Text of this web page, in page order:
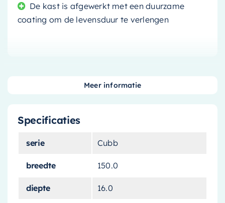
De kast is afgewerkt met een duurzame
coating om de levensduur te verlengen
Voeg een vleugje elegantie en functionaliteit toe
alleen een plek om uw tanden te poetsen. Het is
een statement van stijl, een opslagoplossing en
ontwerp
Specificaties
serie Cubb
breedte 150.0
diepte 16.0
Meer informatie